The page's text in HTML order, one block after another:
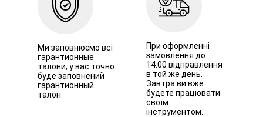
Ми заповнюємо всі
гарантионные
талони, у вас точно
буде заповнений
гарантионный
талон.
При оформленні
замовлення до
14:00 відправлення
в той же день.
Завтра ви вже
будете працювати
своїм
інструментом.